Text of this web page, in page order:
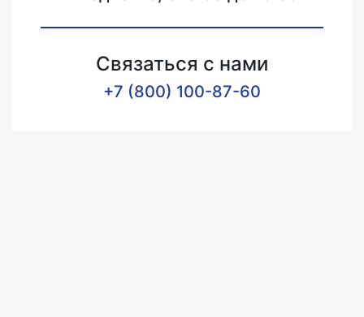
Связаться с нами
+7 (800) 100-87-60